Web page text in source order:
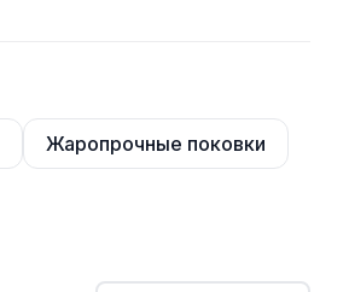
Жаропрочные поковки